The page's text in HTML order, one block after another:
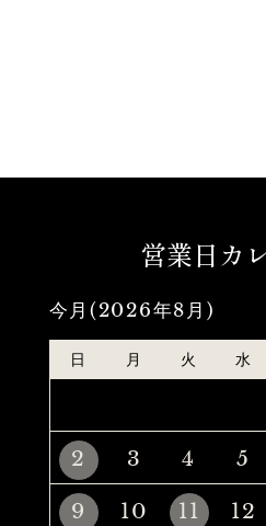
営業日カ
今月(2026年8月)
日 月 火 水
2
3 4 5
9
10 11 12